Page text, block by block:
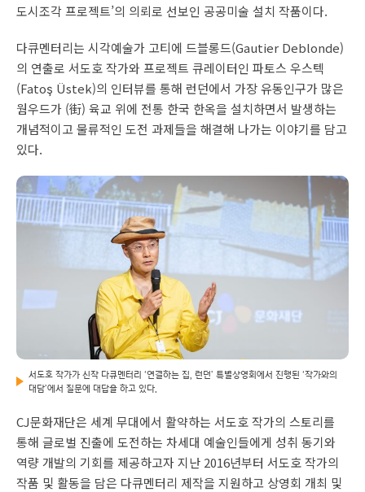
도시조각 프로젝트’의 의뢰로 선보인 공공미술 설치 작품이다.
다큐멘터리는 시각예술가 고티에 드블롱드(Gautier Deblonde)
의 연출로 서도호 작가와 프로젝트 큐레이터인 파토스 우스텍
(Fatoş Üstek)의 인터뷰를 통해 런던에서 가장 유동인구가 많은
웜우드가 (街) 육교 위에 전통 한국 한옥을 설치하면서 발생하는
개념적이고 물류적인 도전 과제들을 해결해 나가는 이야기를 담고
있다.
서도호 작가가 신작 다큐멘터리 ‘연결하는 집, 런던’ 특별상영회에서 진행된 ‘작가와의
대담’에서 질문에 대답을 하고 있다.
CJ문화재단은 세계 무대에서 활약하는 서도호 작가의 스토리를
통해 글로벌 진출에 도전하는 차세대 예술인들에게 성취 동기와
역량 개발의 기회를 제공하고자 지난 2016년부터 서도호 작가의
작품 및 활동을 담은 다큐멘터리 제작을 지원하고 상영회 개최 및